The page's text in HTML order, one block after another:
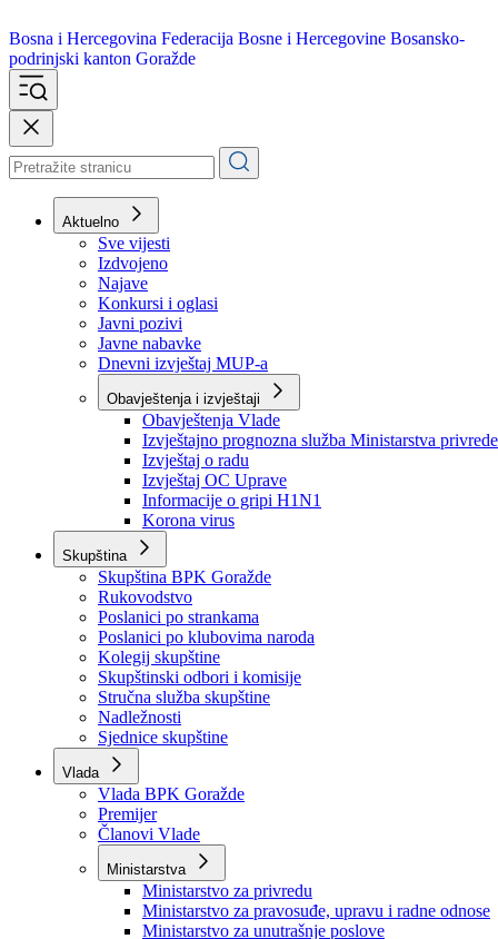
Bosna i Hercegovina
podrinjski kanton Goražde
Aktuelno
Sve vijesti
Izdvojeno
Najave
Konkursi i oglasi
Javni pozivi
Javne nabavke
Dnevni izvještaj MUP-a
Obavještenja i izvještaji
Obavještenja Vlade
Izvještajno prognozna služba Ministarstva privrede
Izvještaj o radu
Izvještaj OC Uprave
Informacije o gripi H1N1
Korona virus
Skupština
Skupština BPK Goražde
Rukovodstvo
Poslanici po strankama
Poslanici po klubovima naroda
Kolegij skupštine
Skupštinski odbori i komisije
Stručna služba skupštine
Nadležnosti
Sjednice skupštine
Vlada
Vlada BPK Goražde
Premijer
Članovi Vlade
Ministarstva